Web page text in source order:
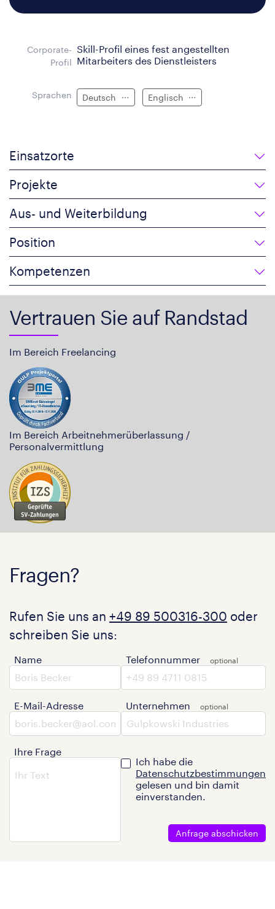
Corporate-
Profil
Skill-Profil eines fest angestellten
Mitarbeiters des Dienstleisters
Sprachen Deutsch Englisch
Einsatzorte
Projekte
Aus- und Weiterbildung
Position
Kompetenzen
Vertrauen Sie auf Randstad
Im Bereich Freelancing
Im Bereich Arbeitnehmerüberlassung /
Personalvermittlung
Fragen?
Rufen Sie uns an +49 89 500316-300 oder
schreiben Sie uns:
Name
E-Mail-Adresse
Ihre Frage
Telefonnummer
Unternehmen
Ich habe die
Datenschutzbestimmungen
gelesen und bin damit
einverstanden.
Anfrage abschicken